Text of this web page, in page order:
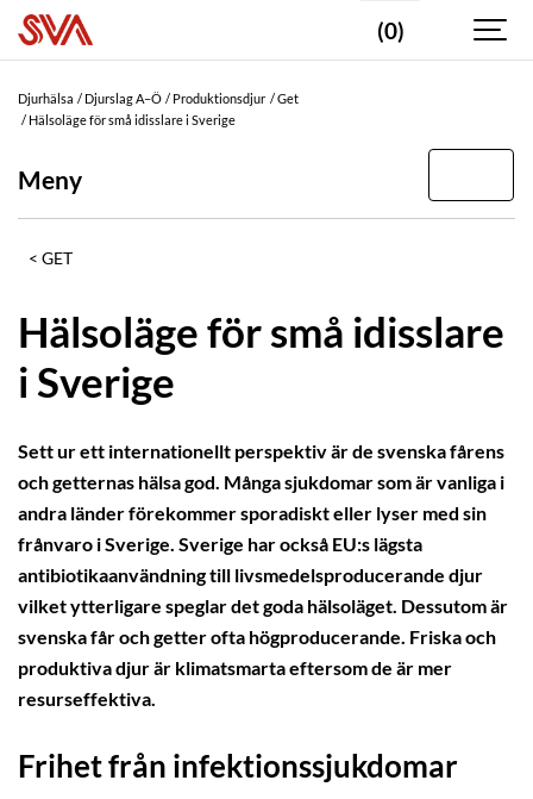
(0)
Djurhälsa Djurslag A–Ö Produktionsdjur
Get
Hälsoläge för små idisslare i Sverige
Meny
GET
Hälsoläge för små idisslare
i Sverige
Sett ur ett internationellt perspektiv är de svenska fårens
och getternas hälsa god. Många sjukdomar som är vanliga i
andra länder förekommer sporadiskt eller lyser med sin
frånvaro i Sverige. Sverige har också EU:s lägsta
antibiotikaanvändning till livsmedelsproducerande djur
vilket ytterligare speglar det goda hälsoläget. Dessutom är
svenska får och getter ofta högproducerande. Friska och
produktiva djur är klimatsmarta eftersom de är mer
resurseffektiva.
Frihet från infektionssjukdomar